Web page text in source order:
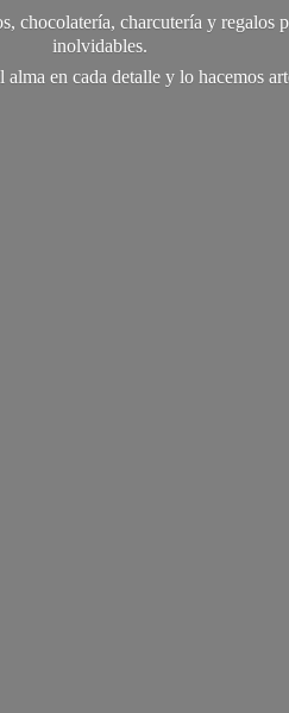
chocolatería, charcutería y regalos
inolvidables.
alma en cada detalle y lo hacemos